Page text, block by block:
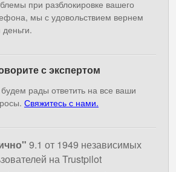
при разблокировке вашего
мы с удовольствием вернем
с экспертом
рады ответить на все ваши
Свяжитесь с нами.
9.1 от 1949 независимых
на Trustpilot